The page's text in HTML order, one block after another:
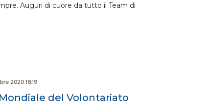
Auguri di cuore da tutto il Team di
2020 18:19
del Volontariato